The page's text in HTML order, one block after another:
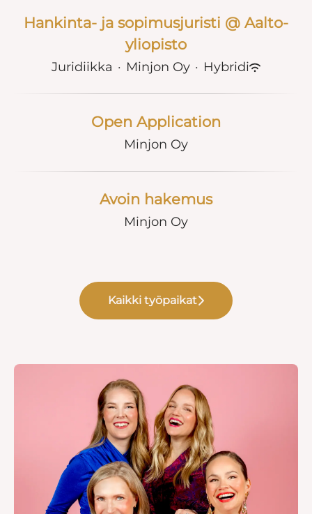
Hankinta- ja sopimusjuristi @ Aalto-
yliopisto
Juridiikka · Minjon Oy · Hybridi
Open Application
Minjon Oy
Avoin hakemus
Minjon Oy
Kaikki työpaikat